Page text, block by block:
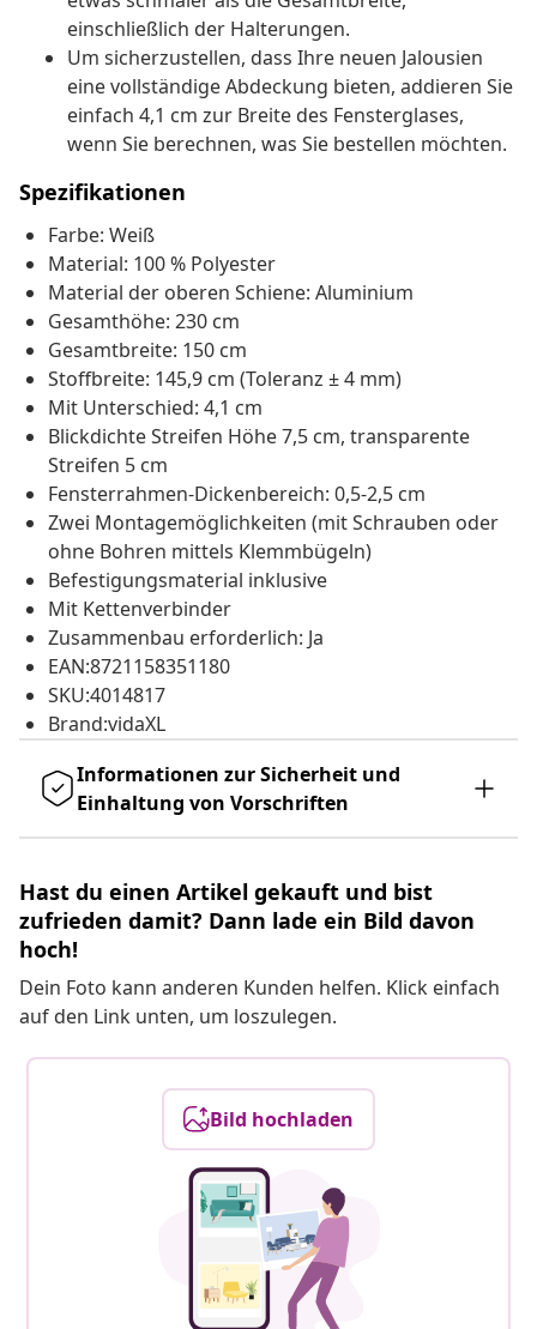
einschließlich der Halterungen.
Um sicherzustellen, dass Ihre neuen Jalousien
eine vollständige Abdeckung bieten, addieren Sie
einfach 4,1 cm zur Breite des Fensterglases,
wenn Sie berechnen, was Sie bestellen möchten.
Spezifikationen
Farbe: Weiß
Material: 100 % Polyester
Material der oberen Schiene: Aluminium
Gesamthöhe: 230 cm
Gesamtbreite: 150 cm
Stoffbreite: 145,9 cm (Toleranz ± 4 mm)
Mit Unterschied: 4,1 cm
Blickdichte Streifen Höhe 7,5 cm, transparente
Streifen 5 cm
Fensterrahmen-Dickenbereich: 0,5-2,5 cm
Zwei Montagemöglichkeiten (mit Schrauben oder
ohne Bohren mittels Klemmbügeln)
Befestigungsmaterial inklusive
Mit Kettenverbinder
Zusammenbau erforderlich: Ja
EAN:8721158351180
SKU:4014817
Brand:vidaXL
Informationen zur Sicherheit und
Einhaltung von Vorschriften
Hast du einen Artikel gekauft und bist
zufrieden damit? Dann lade ein Bild davon
hoch!
Dein Foto kann anderen Kunden helfen. Klick einfach
auf den Link unten, um loszulegen.
Bild hochladen